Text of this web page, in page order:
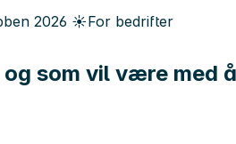
2026 ☀️For bedrifter
som vil være med